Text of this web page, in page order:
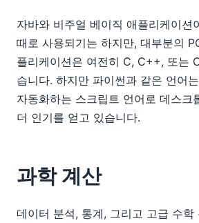
자바와 비주얼 베이직 애플리케이션
때로 사용되기는 하지만, 대부분의
플리케이션은 여전히 C, C++, 또는
습니다. 하지만 파이썬과 같은 언어
자동화하는 스크립트 언어로 데스크
더 인기를 얻고 있습니다.
과학 계산
데이터 분석, 통계, 그리고 고급 수학